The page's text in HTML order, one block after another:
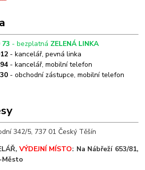
- bezplatná ZELENÁ LINKA
- kancelář, pevná linka
- kancelář, mobilní telefon
- obchodní zástupce, mobilní telefon
342/5, 737 01 Český Těšín
VÝDEJNÍ MÍSTO: Na Nábřeží 653/81,
Město